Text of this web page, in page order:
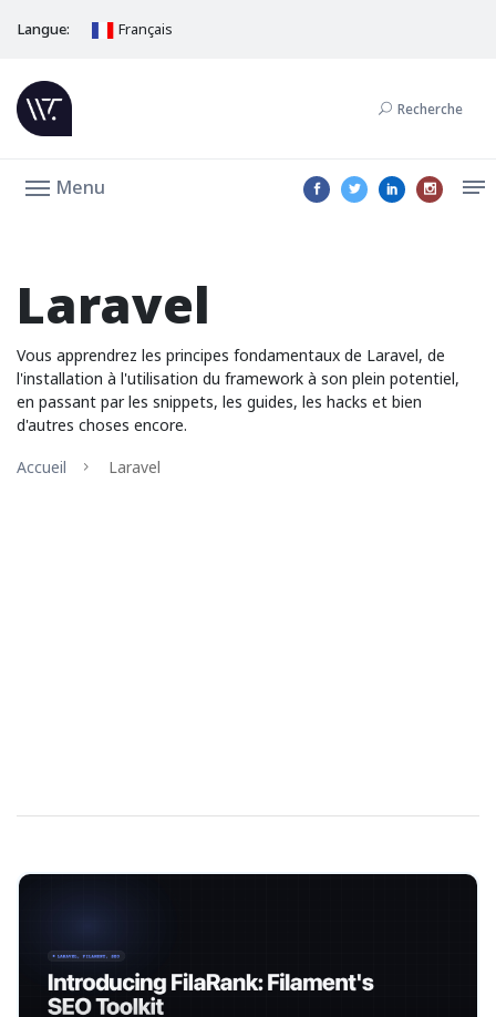
Langue: Français
Recherche
Menu
Laravel
Vous apprendrez les principes fondamentaux de Laravel, de
l'installation à l'utilisation du framework à son plein potentiel,
en passant par les snippets, les guides, les hacks et bien
d'autres choses encore.
Accueil
Laravel